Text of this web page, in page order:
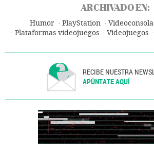
ARCHIVADO EN:
Humor PlayStation
Plataformas videojuegos
Videojuegos
RECIBE NUESTRA
APÚNTATE AQUÍ